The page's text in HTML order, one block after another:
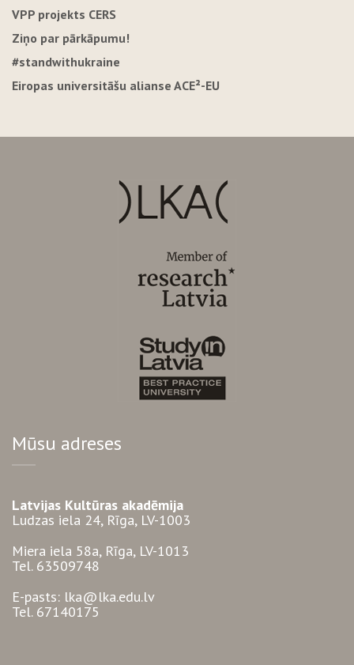
VPP projekts CERS
Ziņo par pārkāpumu!
#standwithukraine
Eiropas universitāšu alianse ACE²-EU
Mūsu adreses
Latvijas Kultūras akadēmija
Ludzas iela 24, Rīga, LV-1003
Miera iela 58a, Rīga, LV-1013
Tel. 63509748
E-pasts: lka@lka.edu.lv
Tel. 67140175